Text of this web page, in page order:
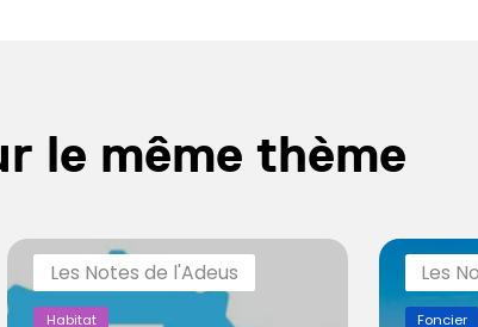
le même thème
Les Notes de l'Adeus
Habitat
Les
Foncier